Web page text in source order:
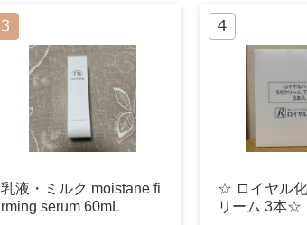
乳液・ミルク moistane fi
rming serum 60mL
☆ ロイヤル
リーム 3本☆